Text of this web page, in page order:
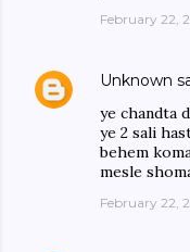
February 22,
Unknown
ye chandta
ye 2 sali
behem
mesle
February 22,